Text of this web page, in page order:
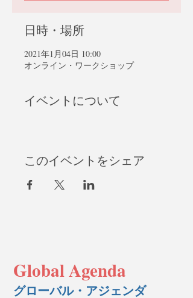
日時・場所
2021年1月04日 10:00
オンライン・ワークショップ
イベントについて
このイベントをシェア
Global Agenda
グローバル・アジェンダ